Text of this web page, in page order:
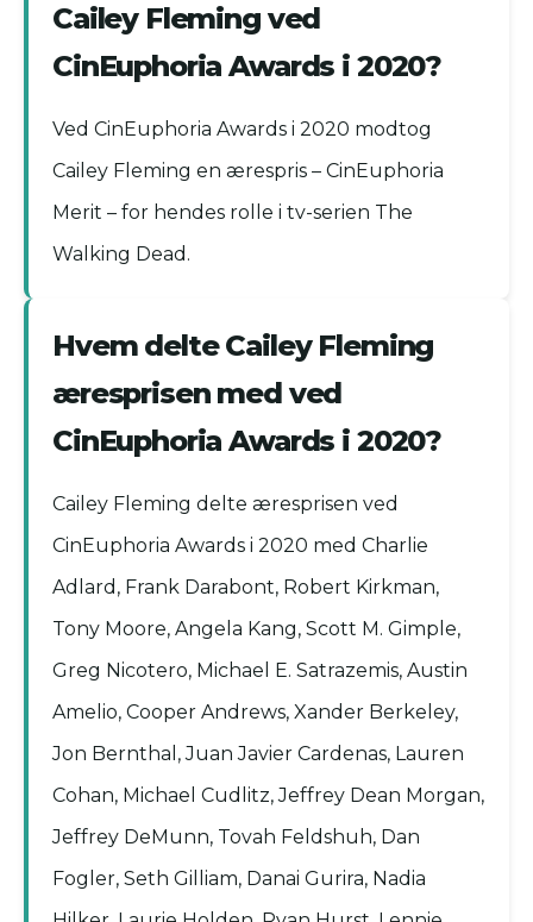
Cailey Fleming ved
CinEuphoria Awards i 2020?
Ved CinEuphoria Awards i 2020 modtog
Cailey Fleming en ærespris – CinEuphoria
Merit – for hendes rolle i tv-serien The
Walking Dead.
Hvem delte Cailey Fleming
æresprisen med ved
CinEuphoria Awards i 2020?
Cailey Fleming delte æresprisen ved
CinEuphoria Awards i 2020 med Charlie
Adlard, Frank Darabont, Robert Kirkman,
Tony Moore, Angela Kang, Scott M. Gimple,
Greg Nicotero, Michael E. Satrazemis, Austin
Amelio, Cooper Andrews, Xander Berkeley,
Jon Bernthal, Juan Javier Cardenas, Lauren
Cohan, Michael Cudlitz, Jeffrey Dean Morgan,
Jeffrey DeMunn, Tovah Feldshuh, Dan
Fogler, Seth Gilliam, Danai Gurira, Nadia